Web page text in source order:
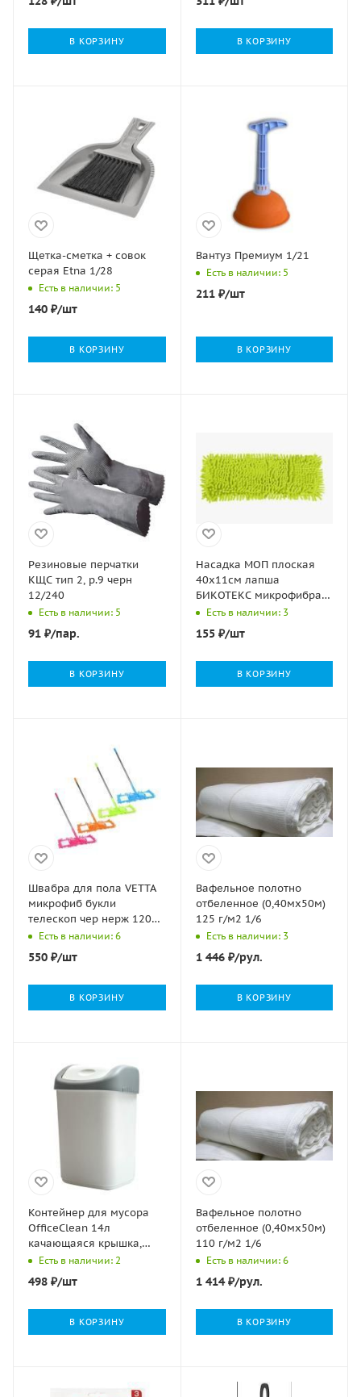
В КОРЗИНУ В КОРЗИНУ
Щетка-сметка + совок
серая Etna 1/28
Есть в наличии: 5
140 ₽/шт
В КОРЗИНУ
Вантуз Премиум 1/21
Есть в наличии: 5
211₽/шт
В КОРЗИНУ
Резиновые перчатки
КЩС тип 2, р.9 черн
12/240
Есть в наличии: 5
91 ₽/пар.
В КОРЗИНУ
Насадка МОП плоская
40х11см лапша
БИКОТЕКС микрофибра
1/150
Есть в наличии: 3
155₽/шт
В КОРЗИНУ
Швабра для пола VETTA
микрофиб букли
телескоп чер нерж 120см
насадка 40х10см 1/1
Есть в наличии: 6
550 ₽/шт
В КОРЗИНУ
Вафельное полотно
отбеленное (0,40мх50м)
125 г/м2 1/6
Есть в наличии: 3
1 446₽/рул.
В КОРЗИНУ
Контейнер для мусора
OfficeClean 14л
качающаяся крышка,
пластик, серое 1/10
Есть в наличии: 2
498 ₽/шт
В КОРЗИНУ
Вафельное полотно
отбеленное (0,40мх50м)
110 г/м2 1/6
Есть в наличии: 6
1 414₽/рул.
В КОРЗИНУ